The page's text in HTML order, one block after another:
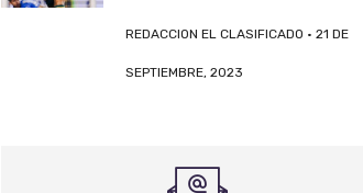
REDACCION EL CLASIFICADO 21 DE
SEPTIEMBRE, 2023